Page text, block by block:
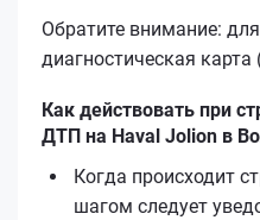
Обратите внимание:
диагностическая
Как действовать при
ДТП на Haval Jolion в
Когда происходит
шагом следует